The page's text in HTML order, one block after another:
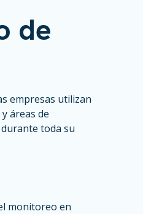
de
empresas utilizan
áreas de
toda su
monitoreo en